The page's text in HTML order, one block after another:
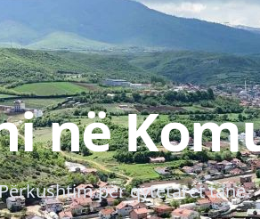
në
për qytetarët tanë.